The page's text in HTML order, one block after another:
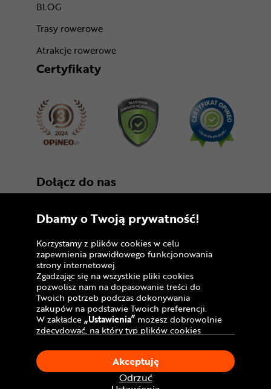
BLOG
Trasy rowerowe
Atrakcje rowerowe
Certyfikaty
Dołącz do nas
Copyright © 2005 - 2026
Polityka prywatności i zasady korzystania z
serwisu
Informacja o plikach cookies
Mapa witryny
Dbamy o Twoją prywatność!
Korzystamy z plików cookies w celu
zapewnienia prawidłowego funkcjonowania
strony internetowej.
Zgadzając się na wszystkie pliki cookies
pozwolisz nam na dopasowanie treści do
Twoich potrzeb podczas dokonywania
zakupów na podstawie Twoich preferencji.
W zakładce„Ustawienia” możesz dobrowolnie
zdecydować, na który typ plików cookies
Klikając„Akceptuję”, wyrażasz zgodę na
stosowanie ciasteczek zgodnie z ustawieniami
Twojej przeglądarki.
W dowolnym momencie, możesz dokonać
Odrzuć
Akceptuję